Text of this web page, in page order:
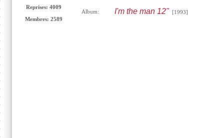
Reprises: 4009
Membres: 2589
Album: I'm the man 12" [1993]